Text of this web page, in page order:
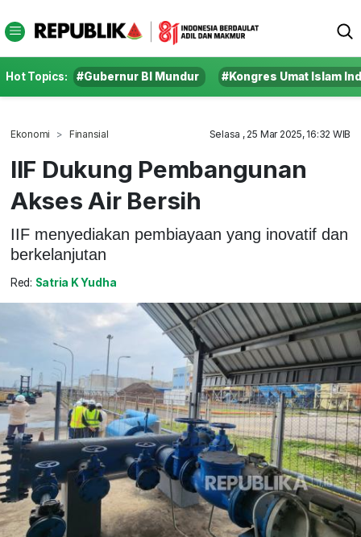
Hot Topics: #Gubernur BI Mundur #Kongres Umat Islam
Ekonomi Finansial Selasa , 25 Mar 2025, 16:32 WIB
IIF Dukung Pembangunan
Akses Air Bersih
IIF menyediakan pembiayaan yang inovatif dan
berkelanjutan
Red: Satria K Yudha